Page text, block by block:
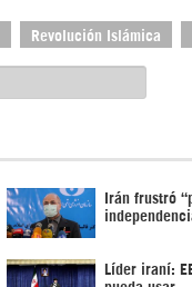
Revolución Islámica
Irán frustró
Líder iraní: